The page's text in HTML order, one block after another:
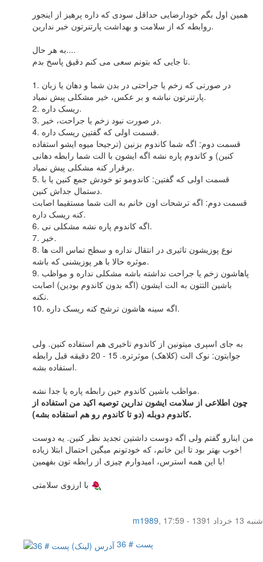
همین اول بگم خودارضایی حداقل سودی که داره پرهیز از اینجور
روابطه که از سلامت و بهداشت پارتنرتون خبر ندارین.
به هر حال....
تا جایی که بتونم سعی می کنم دقیق پاسخ بدم.
1. در صورتی که زخم یا جراحتی در بدن شما و دهان یا زبان
پارتنرتون نباشه و بر عکس، خیر مشکلی پیش نمیاد.
2. ریسک داره.
3. در صورت نبود زخم یا جراحت، خیر.
4. قسمت اولی که گفتین ریسک داره.
قسمت دوم: اگه شما کاندوم بزنین (ترجیحا میوه ایشو استفاده
کنین) و کاندوم پاره نشه اگه ایشون با الت شما رابطه دهانی
برقرار کنه مشکلی پیش نمیاد.
5. قسمت اولی که گفتین: کاندومو تو خودش جمع کنین یا با
دستمال جداش کنین.
قسمت دوم: اگه ترشحات اون خانم به الت شما مستقیما اصابت
کنه ریسک داره.
6. اگه کاندوم پاره نشه مشکلی نی.
7. خیر.
8. نوع پوزیشون تاثیری در انتقال نداره و سطح تماس الت ها
موثره حالا با هر پوزیشنی که باشه.
9. پاهاشون زخم یا جراحت نداشته باشه مشکلی نداره و مواظب
باشین التتون به الت ایشون (اگه بدون کاندوم بودین) اصابت
نکنه.
10. اگه سینه هاشون ترشح کنه ریسک داره.
به جای اسپری میتونین از کاندوم تاخیری هم استفاده کنین. ولی
جوابتون: نوک الت (کلاهک) موثرتره. 15 - 20 دقیقه قبل رابطه
استفاده بشه.
مواظب باشین کاندوم حین رابطه پاره یا جدا نشه.
چون اطلاعی از سلامت ایشون ندارین توصیه اکید من استفاده از
کاندوم دوبله (دو تا کاندوم رو هم استفاده بشه).
من اینارو گفتم ولی اگه دوست داشتین تجدید نظر کنین. یه دوست
خوب بهتر بود تا این خانم، که خودتونم میگین احتمال ابتلا زیاده!
با این همه استرس، امیدوارم چیزی از رابطه تون بفهمین!
m1989,
شنبه 13 خرداد 1391 - 17:59
پست # 36